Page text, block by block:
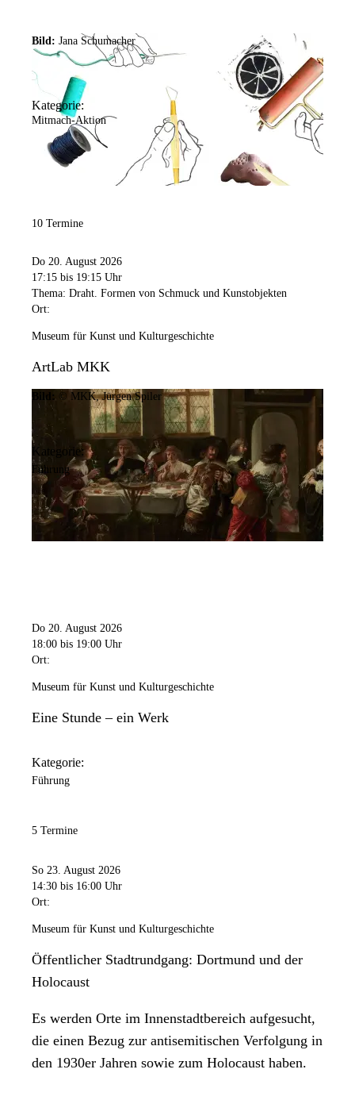
Bild: Jana Schumacher
Kategorie:
Mitmach-Aktion
10 Termine
Do 20. August 2026
17:15 bis 19:15 Uhr
Thema: Draht. Formen von Schmuck und Kunstobjekten
Ort:
Museum für Kunst und Kulturgeschichte
ArtLab MKK
Bild: © MKK, Jürgen Spiler
Kategorie:
Führung
Do 20. August 2026
18:00 bis 19:00 Uhr
Ort:
Museum für Kunst und Kulturgeschichte
Eine Stunde – ein Werk
Kategorie:
Führung
5 Termine
So 23. August 2026
14:30 bis 16:00 Uhr
Ort:
Museum für Kunst und Kulturgeschichte
Öffentlicher Stadtrundgang: Dortmund und der
Holocaust
Es werden Orte im Innenstadtbereich aufgesucht,
die einen Bezug zur antisemitischen Verfolgung in
den 1930er Jahren sowie zum Holocaust haben.